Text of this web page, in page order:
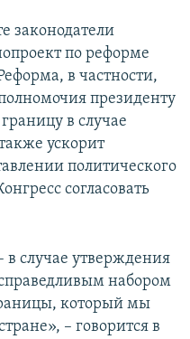
законодатели
по реформе
в частности,
президенту
в случае
ускорит
политического
согласовать
в случае утверждения
набором
который мы
– говорится в